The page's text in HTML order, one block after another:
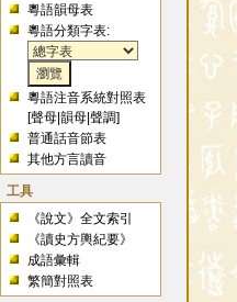
粵語韻母表
粵語分類字表:
粵語注音系統對照表
[聲母 |韻母 |聲調]
普通話音節表
其他方言讀音
工具
《說文》全文索引
《讀史方輿紀要》
成語彙輯
繁簡對照表